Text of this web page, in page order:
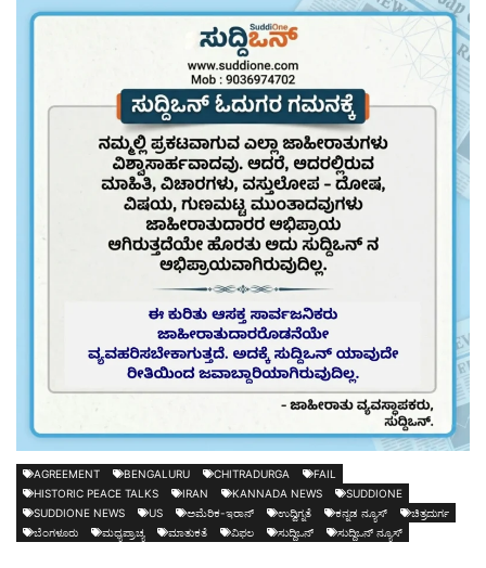
AGREEMENT BENGALURU CHITRADURGA
FAIL
HISTORIC PEACE TALKS
IRAN KANNADA NEWS
SUDDIONE
SUDDIONE NEWS
US ಅಮೆರಿಕ-ಇರಾನ್ ಉದ್ವಿಗ್ನತೆ ಕನ್ನಡ ನ್ಯೂಸ್
ಚಿತ್ರದುರ್ಗ
ಬೆಂಗಳೂರು
ಮಧ್ಯಪ್ರಾಚ್ಯ ಮಾತುಕತೆ ವಿಫಲ ಸುದ್ದಿಒನ್ ಸುದ್ದಿಒನ್ ನ್ಯೂಸ್